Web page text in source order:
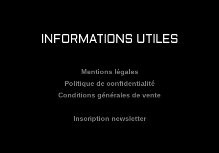
INFORMATIONS UTILES
Mentions légales
Politique de confidentialité
Conditions générales de vente
Inscription newsletter